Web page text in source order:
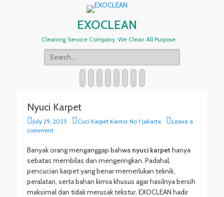
EXOCLEAN
Cleaning Service Company, We Clean All Purpose
Search
for:
Nyuci Karpet
o
t
d
o
n
July 29, 2025
h
o
r
Cuci Karpet Kantor No 1 Jakarta
Leave a
comment
Banyak orang menganggap bahwa nyuci karpet hanya
sebatas membilas dan mengeringkan. Padahal,
pencucian karpet yang benar memerlukan teknik,
peralatan, serta bahan kimia khusus agar hasilnya bersih
maksimal dan tidak merusak tekstur. EXOCLEAN hadir